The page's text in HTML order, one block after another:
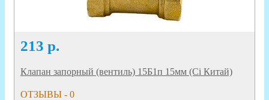
213 р.
Клапан запорный (вентиль) 15Б1п 15мм (Ci Китай)
ОТЗЫВЫ - 0